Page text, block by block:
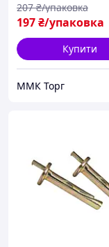
197₴/упаковка
207 ₴/упаковка
Купити
ММК Торг